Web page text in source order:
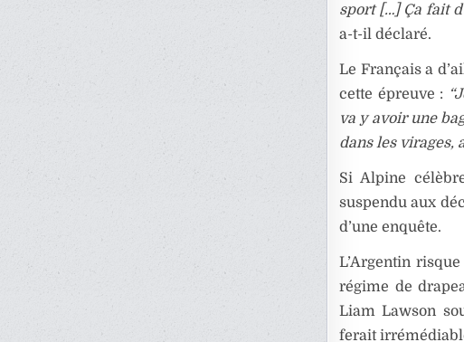
sport […] Ça fait
a-t-il déclaré.
Le Français a
cette épreuve :
va y avoir une
dans les virages,
Si Alpine
suspendu aux
d’une enquête.
L’Argentin
régime de
Liam Lawson
ferait